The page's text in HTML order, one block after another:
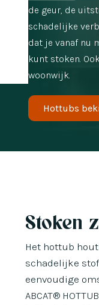
de geur, de
schadelijke
dat je vanaf nu
kunt stoken.
woonwijk.
Hottubs
Stoken
Het hottub
schadelijke
eenvoudige
ABCAT®